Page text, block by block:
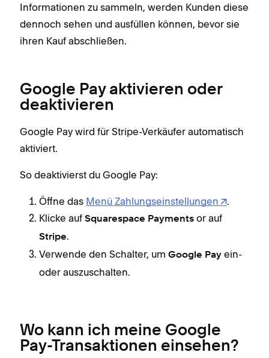
Informationen zu sammeln, werden Kunden diese
dennoch sehen und ausfüllen können, bevor sie
ihren Kauf abschließen.
Google Pay aktivieren oder
deaktivieren
Google Pay wird für Stripe-Verkäufer automatisch
aktiviert.
So deaktivierst du Google Pay:
Öffne das Menü Zahlungseinstellungen
.
Klicke auf Squarespace Payments or auf
Stripe.
Verwende den Schalter, um Google Pay ein-
oder auszuschalten.
Wo kann ich meine Google
Pay-Transaktionen einsehen?